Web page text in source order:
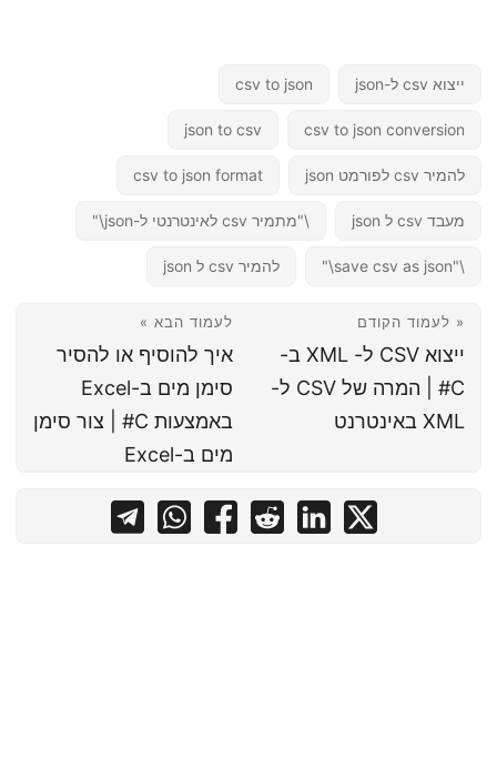
ייצוא csv ל-json csv to json
csv to json conversion
json to csv
להמיר csv לפורמט json csv to json format
מעבד csv ל json \"מתמיר csv לאינטרנטי ל-json\"
להמיר csv ל json
« לעמוד הקודם
ייצוא CSV ל- XML ב-
C# | המרה של CSV ל-
XML באינטרנט
לעמוד הבא »
איך להוסיף או להסיר
סימן מים ב-Excel
באמצעות C# | צור סימן
מים ב-Excel